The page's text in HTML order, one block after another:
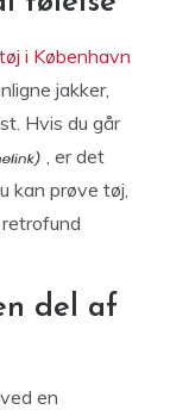
i København
jakker,
Hvis du går
, er det
kan prøve tøj,
del af
en